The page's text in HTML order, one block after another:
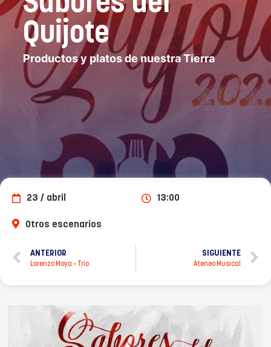
Quijote
Productos y platos de nuestra Tierra
23 / abril 13:00
Otros escenarios
ANTERIOR
Lorenzo Moya – Trío
SIGUIENTE
Ateneo Musical